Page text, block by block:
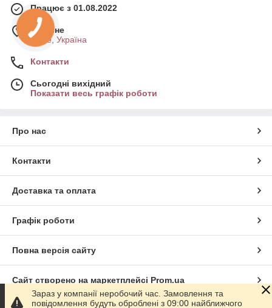
Працює з 01.08.2022
м. Рівне
Рівне, Україна
Контакти
Сьогодні вихідний
Показати весь графік роботи
Про нас
Контакти
Доставка та оплата
Графік роботи
Повна версія сайту
Сайт створено на маркетплейсі Prom.ua
Зараз у компанії неробочий час. Замовлення та
повідомлення будуть оброблені з 09:00 найближчого